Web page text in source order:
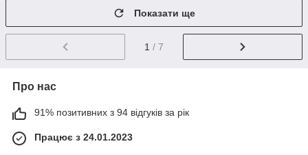
Показати ще
1 / 7
Про нас
91% позитивних з 94 відгуків за рік
Працює з 24.01.2023